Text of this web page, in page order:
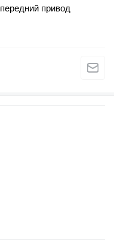
передний привод